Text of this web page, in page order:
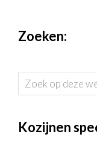
Zoeken:
Zoek
op
website
Kozijnen